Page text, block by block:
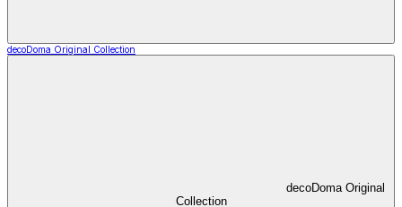
decoDoma Original Collection
decoDoma Original
Collection